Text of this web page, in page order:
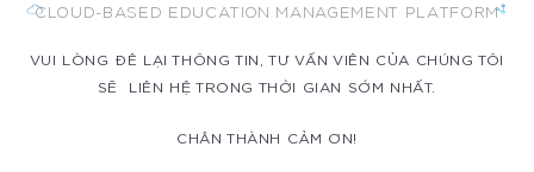
CLOUD-BASED EDUCATION MANAGEMENT PLATFORM
VUI LÒNG ĐÊ LẠI THÔNG TIN, TƯ VẤN VIÊN CỦA CHÚNG TÔI
SẼ LIÊN HỆ TRONG THỜI GIAN SỚM NHẤT.
CHÂN THÀNH CẢM ƠN!